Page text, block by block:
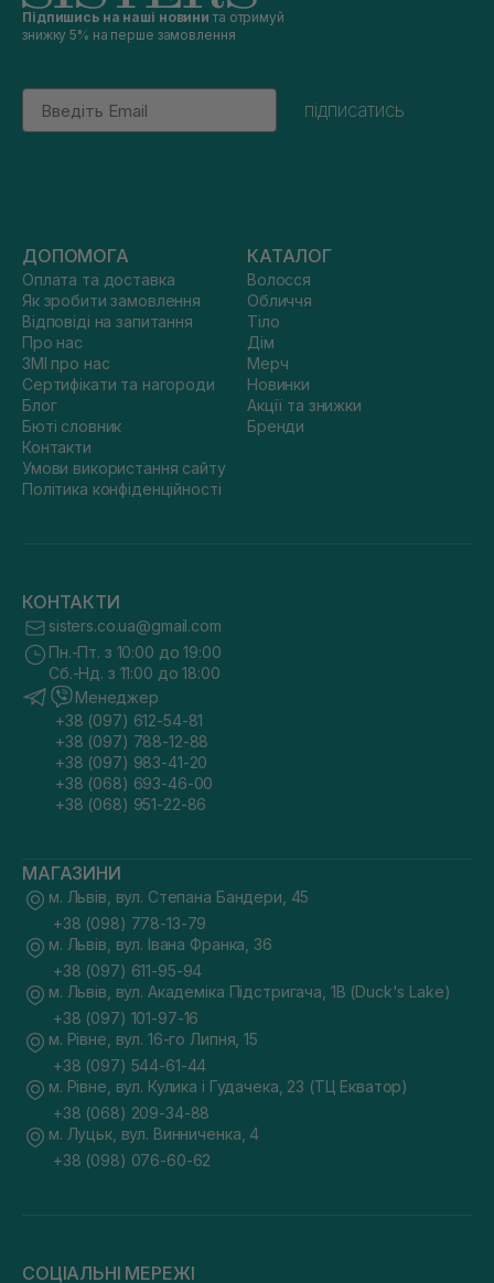
Підпишись на наші новини та отримуй
знижку 5% на перше замовлення
Email
підписатись
ДОПОМОГА
Оплата та доставка
Як зробити замовлення
Відповіді на запитання
Про нас
ЗМІ про нас
Сертифікати та нагороди
Блог
Бюті словник
Контакти
Умови використання сайту
Політика конфіденційності
КАТАЛОГ
Волосся
Обличчя
Тіло
Дім
Мерч
Новинки
Акції та знижки
Бренди
КОНТАКТИ
sisters.co.ua@gmail.com
Пн.-Пт. з 10:00 до 19:00
Сб.-Нд. з 11:00 до 18:00
Менеджер
+38 (097) 612-54-81
+38 (097) 788-12-88
+38 (097) 983-41-20
+38 (068) 693-46-00
+38 (068) 951-22-86
МАГАЗИНИ
м. Львів, вул. Степана Бандери, 45
+38 (098) 778-13-79
м. Львів, вул. Івана Франка, 36
+38 (097) 611-95-94
м. Львів, вул. Академіка Підстригача, 1В (Duck's Lake)
+38 (097) 101-97-16
м. Рівне, вул. 16-го Липня, 15
+38 (097) 544-61-44
м. Рівне, вул. Кулика і Гудачека, 23 (ТЦ Екватор)
+38 (068) 209-34-88
м. Луцьк, вул. Винниченка, 4
+38 (098) 076-60-62
СОЦІАЛЬНІ МЕРЕЖІ